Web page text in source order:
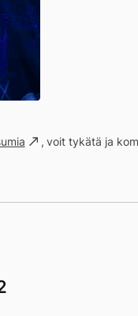
, voit tykätä ja